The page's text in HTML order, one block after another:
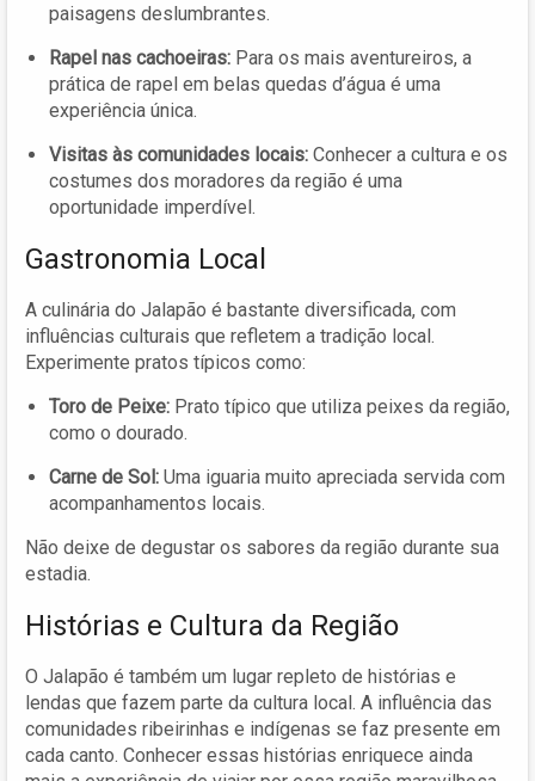
paisagens deslumbrantes.
Rapel nas cachoeiras: Para os mais aventureiros, a
prática de rapel em belas quedas d’água é uma
experiência única.
Visitas às comunidades locais: Conhecer a cultura e os
costumes dos moradores da região é uma
oportunidade imperdível.
Gastronomia Local
A culinária do Jalapão é bastante diversificada, com
influências culturais que refletem a tradição local.
Experimente pratos típicos como:
Toro de Peixe: Prato típico que utiliza peixes da região,
como o dourado.
Carne de Sol: Uma iguaria muito apreciada servida com
acompanhamentos locais.
Não deixe de degustar os sabores da região durante sua
estadia.
Histórias e Cultura da Região
O Jalapão é também um lugar repleto de histórias e
lendas que fazem parte da cultura local. A influência das
comunidades ribeirinhas e indígenas se faz presente em
cada canto. Conhecer essas histórias enriquece ainda